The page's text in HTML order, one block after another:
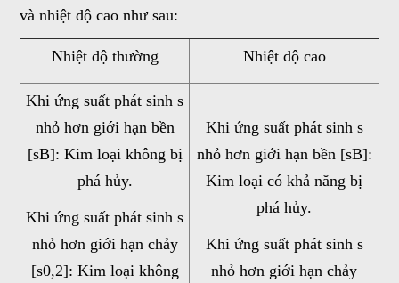
và nhiệt độ cao như sau:
Nhiệt độ thường Nhiệt độ cao
Khi ứng suất phát sinh s
nhỏ hơn giới hạn bền
[sB]: Kim loại không bị
phá hủy.
Khi ứng suất phát sinh s
nhỏ hơn giới hạn chảy
[s0,2]: Kim loại không
Khi ứng suất phát sinh s
nhỏ hơn giới hạn bền [sB]:
Kim loại có khả năng bị
phá hủy.
Khi ứng suất phát sinh s
nhỏ hơn giới hạn chảy